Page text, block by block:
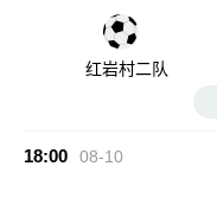
红岩村二队
18:00 08-10